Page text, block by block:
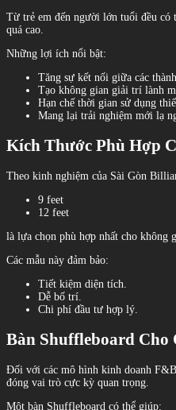
Từ trẻ em đến người lớn tuổi đều có
quá cao.
Những lợi ích nổi bật:
Tăng sự kết nối giữa các
Tạo không gian giải trí lành
Hạn chế thời gian sử dụng
Mang lại trải nghiệm mới lạ
Kích Thước Phù Hợp
Theo kinh nghiệm của Sài Gòn
9 feet
12 feet
là lựa chọn phù hợp nhất cho không
Các mẫu này đảm bảo:
Tiết kiệm diện tích.
Dễ bố trí.
Chi phí đầu tư hợp lý.
Bàn Shuffleboard Cho
Đối với các mô hình kinh doanh
đóng vai trò cực kỳ quan trọng.
Một bàn Shuffleboard có thể giúp: